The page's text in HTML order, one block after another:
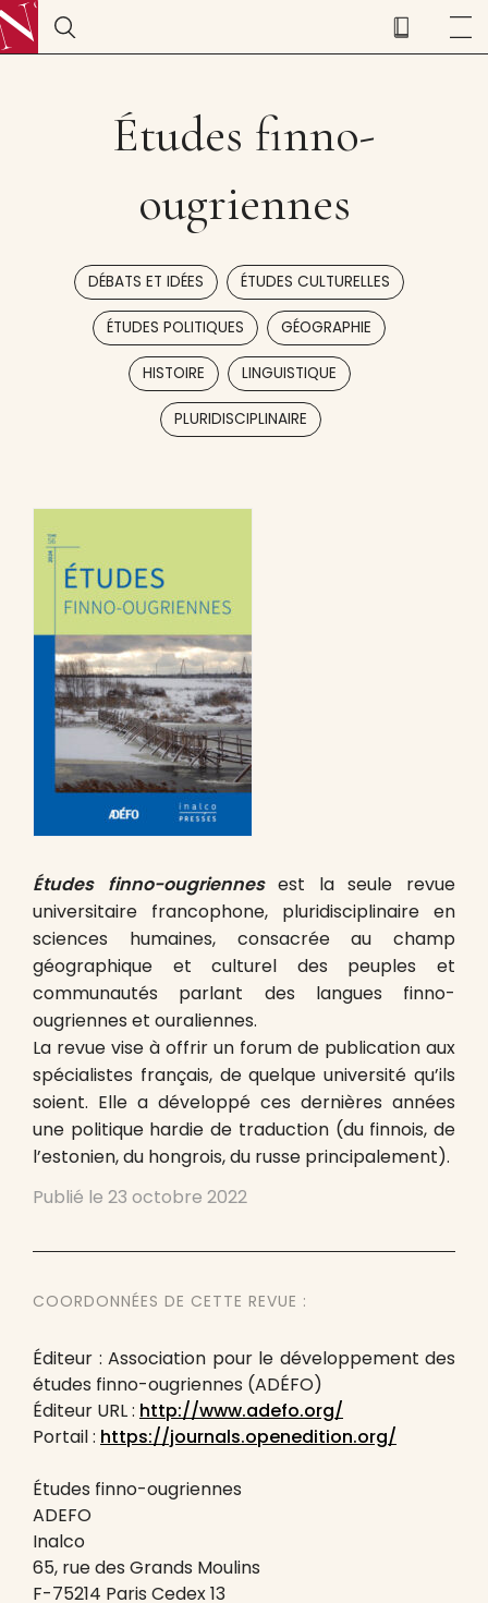
Études finno-
ougriennes
DÉBATS ET IDÉES , ÉTUDES CULTURELLES
ÉTUDES POLITIQUES , GÉOGRAPHIE
HISTOIRE LINGUISTIQUE
PLURIDISCIPLINAIRE
Études finno-ougriennesest la seule revue
universitaire francophone, pluridisciplinaire en
sciences humaines, consacrée au champ
géographique et culturel des peuples et
communautés parlant des langues finno-
ougriennes et ouraliennes.
La revue vise à offrir un forum de publication aux
spécialistes français, de quelque université qu’ils
soient. Elle a développé ces dernières années
une politique hardie de traduction (du finnois, de
l’estonien, du hongrois, du russe principalement).
Publié le 23 octobre 2022
COORDONNÉES DE CETTE REVUE :
Éditeur : Association pour le développement des
études finno-ougriennes (ADÉFO)
Éditeur URL : http://www.adefo.org/
Portail : https://journals.openedition.org/
Études finno-ougriennes
ADEFO
Inalco
65, rue des Grands Moulins
F-75214 Paris Cedex 13